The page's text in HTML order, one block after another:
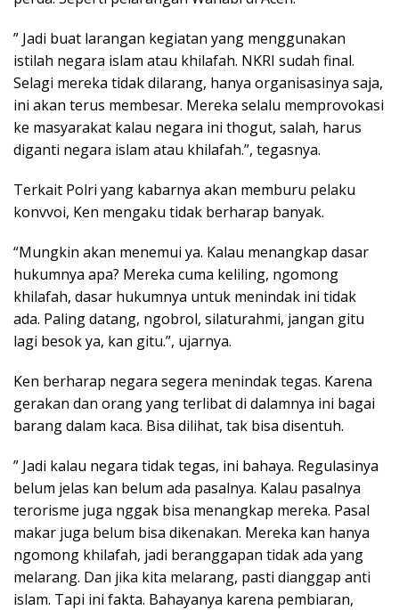
” Jadi buat larangan kegiatan yang menggunakan
istilah negara islam atau khilafah. NKRI sudah final.
Selagi mereka tidak dilarang, hanya organisasinya saja,
ini akan terus membesar. Mereka selalu memprovokasi
ke masyarakat kalau negara ini thogut, salah, harus
diganti negara islam atau khilafah.”, tegasnya.
Terkait Polri yang kabarnya akan memburu pelaku
konvvoi, Ken mengaku tidak berharap banyak.
“Mungkin akan menemui ya. Kalau menangkap dasar
hukumnya apa? Mereka cuma keliling, ngomong
khilafah, dasar hukumnya untuk menindak ini tidak
ada. Paling datang, ngobrol, silaturahmi, jangan gitu
lagi besok ya, kan gitu.”, ujarnya.
Ken berharap negara segera menindak tegas. Karena
gerakan dan orang yang terlibat di dalamnya ini bagai
barang dalam kaca. Bisa dilihat, tak bisa disentuh.
” Jadi kalau negara tidak tegas, ini bahaya. Regulasinya
belum jelas kan belum ada pasalnya. Kalau pasalnya
terorisme juga nggak bisa menangkap mereka. Pasal
makar juga belum bisa dikenakan. Mereka kan hanya
ngomong khilafah, jadi beranggapan tidak ada yang
melarang. Dan jika kita melarang, pasti dianggap anti
islam. Tapi ini fakta. Bahayanya karena pembiaran,